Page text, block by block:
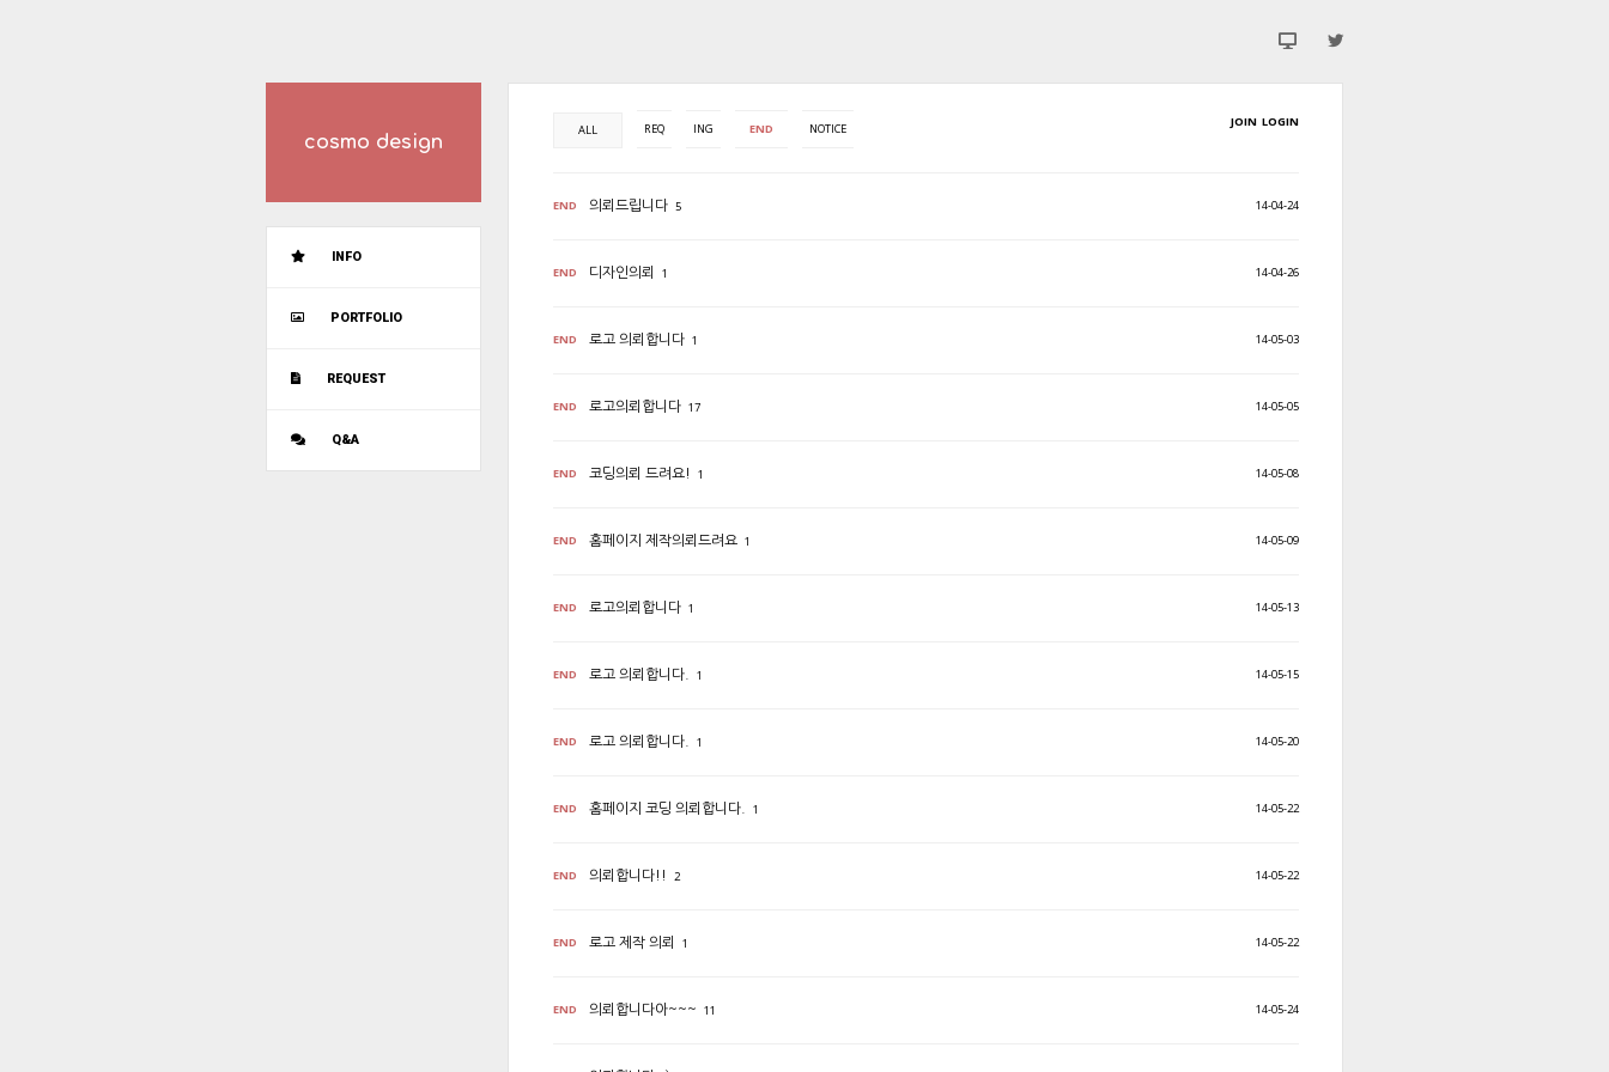
cosmo design
INFO
PORTFOLIO
REQUEST
Q&A
ALL REQ ING END NOTICE JOIN LOGIN
END 의뢰드립니다 5 14-04-24
END 디자인의뢰 1 14-04-26
END 로고 의뢰합니다 1 14-05-03
END 로고의뢰합니다 17 14-05-05
END 코딩의뢰 드려요! 1 14-05-08
END 홈페이지 제작의뢰드려요 1 14-05-09
END 로고의뢰합니다 1 14-05-13
END 로고 의뢰합니다. 1 14-05-15
END 로고 의뢰합니다. 1 14-05-20
END 홈페이지 코딩 의뢰합니다. 1 14-05-22
END 의뢰합니다!! 2 14-05-22
END 로고 제작 의뢰 1 14-05-22
END 의뢰합니다아~~~ 11 14-05-24